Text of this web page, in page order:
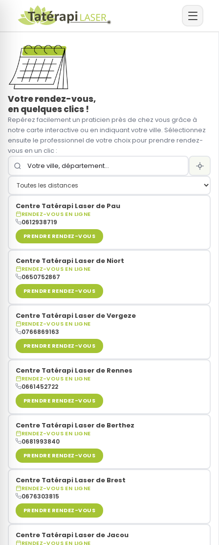
Votre rendez-vous,
en quelques clics !
Repérez facilement un praticien près de chez vous grâce à
notre carte interactive ou en indiquant votre ville. Sélectionnez
ensuite le professionnel de votre choix pour prendre rendez-
vous en un clic :
Centre Tatérapi Laser de Pau
RENDEZ-VOUS EN LIGNE
0612938719
PRENDRE RENDEZ-VOUS
Centre Tatérapi Laser de Niort
RENDEZ-VOUS EN LIGNE
0650752867
PRENDRE RENDEZ-VOUS
Centre Tatérapi Laser de Vergeze
RENDEZ-VOUS EN LIGNE
0766869163
PRENDRE RENDEZ-VOUS
Centre Tatérapi Laser de Rennes
RENDEZ-VOUS EN LIGNE
0661452722
PRENDRE RENDEZ-VOUS
Centre Tatérapi Laser de Berthez
RENDEZ-VOUS EN LIGNE
0681993840
PRENDRE RENDEZ-VOUS
Centre Tatérapi Laser de Brest
RENDEZ-VOUS EN LIGNE
0676303815
PRENDRE RENDEZ-VOUS
Centre Tatérapi Laser de Jacou
RENDEZ-VOUS EN LIGNE
Arrêt du tabac
Arrêt du sucre
Arrêt de la vapoteuse
Arrêt des drogues
Autres addictions
Perte de poids
Sommeil
Stress
Ménopause
Acouphènes
Douleurs
Simulez vos
économies
Prendre
rendez-vous